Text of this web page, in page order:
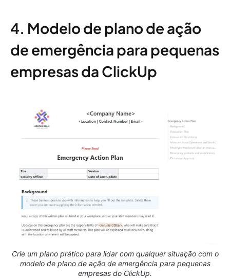
4. Modelo de plano de ação
de emergência para pequenas
empresas da ClickUp
Crie um plano prático para lidar com qualquer situação com o
modelo de plano de ação de emergência para pequenas
empresas do ClickUp.